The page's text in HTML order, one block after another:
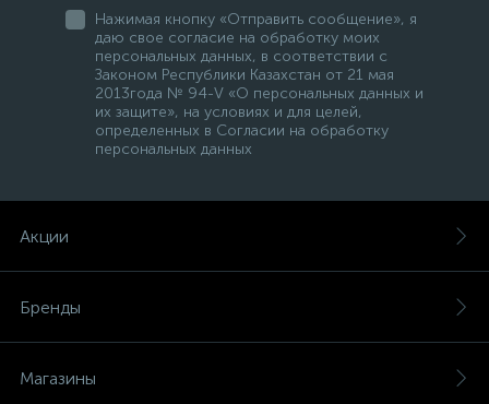
Нажимая кнопку «Отправить сообщение», я
даю свое согласие на обработку моих
персональных данных, в соответствии с
Законом Республики Казахстан от 21 мая
2013года № 94-V «О персональных данных и
их защите», на условиях и для целей,
определенных в Согласии на обработку
персональных данных
Акции
Бренды
Магазины